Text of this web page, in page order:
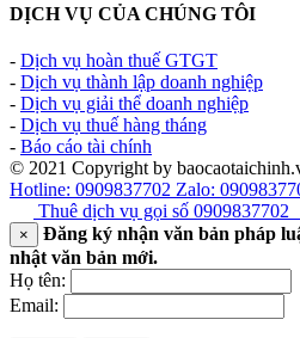
DỊCH VỤ CỦA CHÚNG TÔI
- Dịch vụ hoàn thuế GTGT
- Dịch vụ thành lập doanh nghiệp
- Dịch vụ giải thể doanh nghiệp
- Dịch vụ thuế hàng tháng
- Báo cáo tài chính
© 2021 Copyright by
Hotline: 0909837702 Zalo:
Thuê dịch vụ gọi số
×
Đăng ký nhận văn bản pháp
nhật văn bản mới.
Họ tên:
Email: